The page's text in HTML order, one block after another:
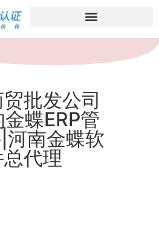
批发公司
蝶ERP管
河南金蝶软
代理